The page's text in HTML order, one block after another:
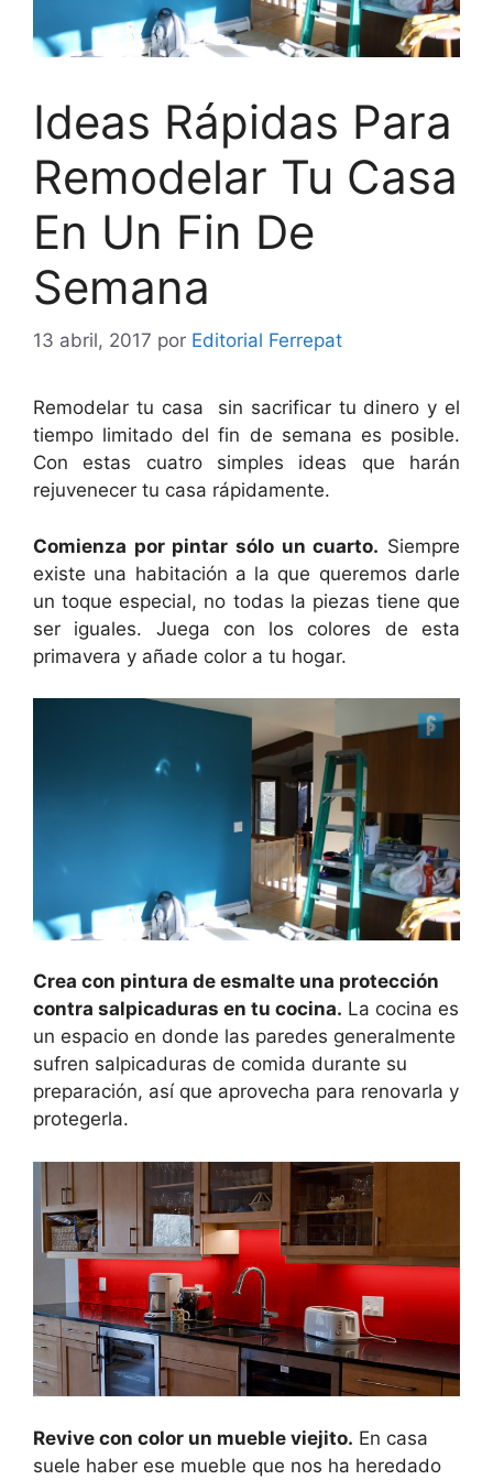
Ideas Rápidas Para
Remodelar Tu Casa
En Un Fin De
Semana
13 abril, 2017 por Editorial Ferrepat
Remodelar tu casa sin sacrificar tu dinero y el
tiempo limitado del fin de semana es posible.
Con estas cuatro simples ideas que harán
rejuvenecer tu casa rápidamente.
Comienza por pintar sólo un cuarto. Siempre
existe una habitación a la que queremos darle
un toque especial, no todas la piezas tiene que
ser iguales. Juega con los colores de esta
primavera y añade color a tu hogar.
Crea con pintura de esmalte una protección
contra salpicaduras en tu cocina. La cocina es
un espacio en donde las paredes generalmente
sufren salpicaduras de comida durante su
preparación, así que aprovecha para renovarla y
protegerla.
Revive con color un mueble viejito. En casa
suele haber ese mueble que nos ha heredado